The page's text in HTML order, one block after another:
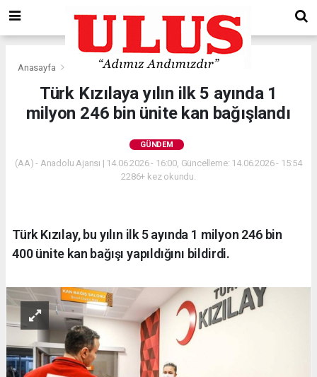
Anasayfa Gündem
Türk Kızılaya yılın ilk 5 ayında 1
milyon 246 bin ünite kan bağışlandı
GÜNDEM
(AA) - Anadolu Ajansı | 14.06.2026 - 16:00, Güncelleme: 14.06.2026 - 15:54
2286+ kez okundu.
Türk Kızılay, bu yılın ilk 5 ayında 1 milyon 246 bin
400 ünite kan bağışı yapıldığını bildirdi.